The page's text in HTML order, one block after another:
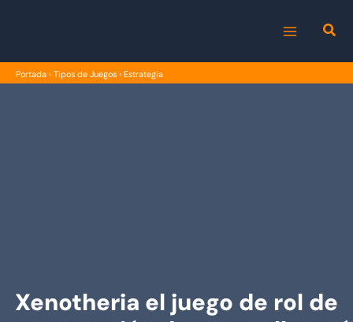
MENU
Portada › Tipos de Juegos › Estrategia
Xenotheria el juego de rol de